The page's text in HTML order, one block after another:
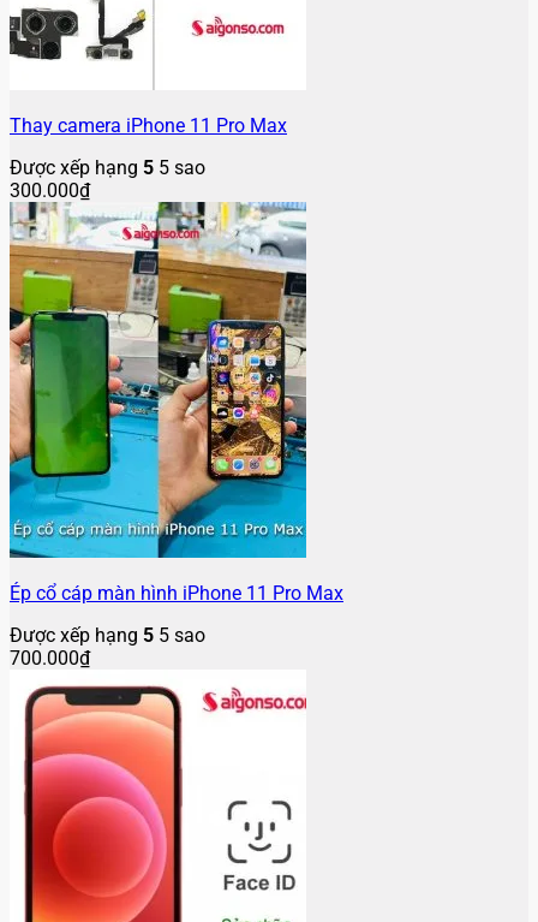
Thay camera iPhone 11 Pro Max
Được xếp hạng 5 5 sao
300.000₫
Ép cổ cáp màn hình iPhone 11 Pro Max
Được xếp hạng 5 5 sao
700.000₫